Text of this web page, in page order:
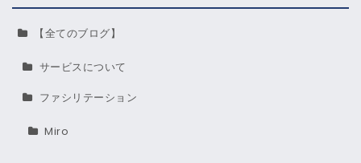
【全てのブログ】
サービスについて
ファシリテーション
Miro